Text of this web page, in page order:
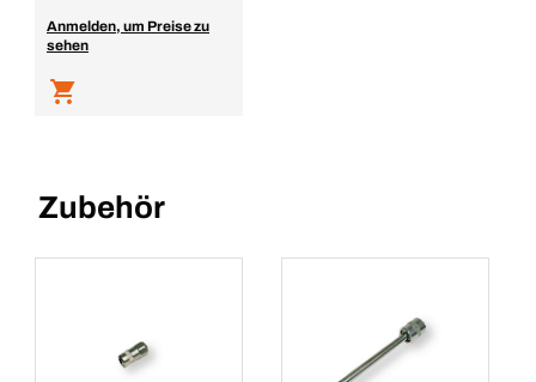
Anmelden, um Preise zu
sehen
Zubehör